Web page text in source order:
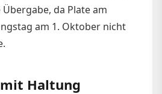
da Plate am
am 1. Oktober nicht
Haltung